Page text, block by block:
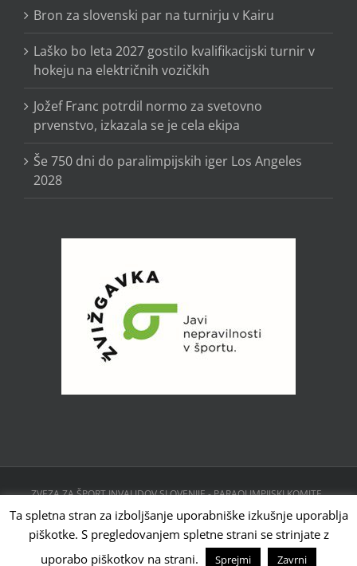
Bron za slovenski par na turnirju v Kairu
Laško bo leta 2027 gostilo kvalifikacijski turnir v
hokeju na električnih vozičkih
Jožef Franc potrdil normo za svetovno
prvenstvo, izkazala se je cela ekipa
Še 750 dni do paralimpijskih iger Los Angeles
2028
ZVEZA ZA ŠPORT INVALIDOV SLOVENIJE - PARAOLIMPIJSKI KOMITE ,
CESTA 24. JUNIJA 23, 1231 LJUBLJANA, SLOVENIJA | Powered by
WordPress
YouTubeTiktok
Ta spletna stran za izboljšanje uporabniške izkušnje uporablja
piškotke. S pregledovanjem spletne strani se strinjate z
uporabo piškotkov na strani.
Sprejmi Zavrni